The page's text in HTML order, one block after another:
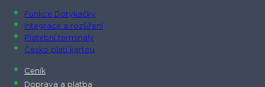
Funkce Dotykačky
Integrace a rozšíření
Platební terminály
Česko platí kartou
Ceník
Doprava a platba